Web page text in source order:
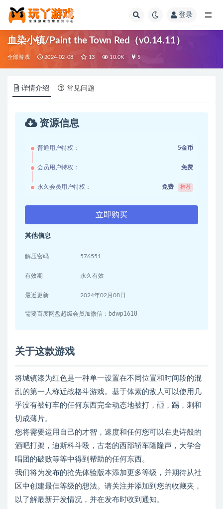
登录
血染小镇/Paint the Town Red（v0.14.11）
全部游戏 2024-02-08 13 10.0K 5
详情介绍 常见问题
资源信息
普通用户特权： 5金币
会员用户特权： 免费
永久会员用户特权： 免费 推荐
立即购买
其他信息
解压密码 576551
有效期 永久有效
最近更新 2024年02月08日
需要百度网盘超级会员加微信：bdwp1618
关于这款游戏
将城镇漆为红色是一种单一设置在不同位置和时间段的混
乱的第一人称近战格斗游戏。基于体素的敌人可以使用几
乎没有被钉牢的任何东西完全动态地被打，砸，踢，刺和
切成薄片。
您将需要运用自己的才智，速度和任何您可以在史诗般的
酒吧打架，迪斯科斗殴，古老的西部轿车隆隆声，大学合
唱团的破败等等中得到帮助的任何东西。
我们将为发布的抢先体验版本添加更多等级，并期待从社
区中创建最佳等级的想法。请关注并添加到您的收藏夹，
以了解最新开发情况，并在发布时收到通知。